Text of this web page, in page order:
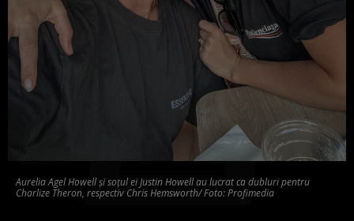
Aurelia Agel Howell și soțul ei Justin Howell au lucrat ca dubluri pentru
Charlize Theron, respectiv Chris Hemsworth/ Foto: Profimedia